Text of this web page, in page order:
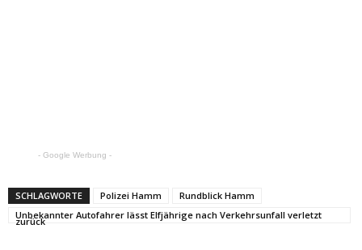
- Google Werbung -
SCHLAGWORTE Polizei Hamm
Rundblick Hamm
Unbekannter Autofahrer lässt Elfjährige nach Verkehrsunfall verletzt
zurück